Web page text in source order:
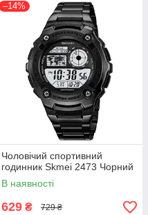
–14%
Чоловічий спортивний
годинник Skmei 2473 Чорний
В наявності
629 ₴ 729 ₴